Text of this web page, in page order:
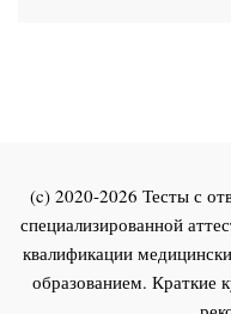
(c) 2020-2026 Тесты с
специализированной
квалификации
образованием. Краткие